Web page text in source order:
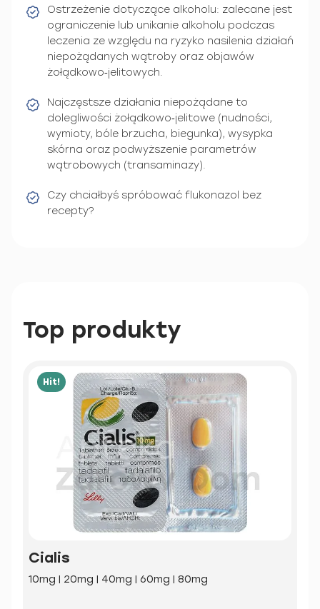
Ostrzeżenie dotyczące alkoholu: zalecane jest
ograniczenie lub unikanie alkoholu podczas
leczenia ze względu na ryzyko nasilenia działań
niepożądanych wątroby oraz objawów
żołądkowo‑jelitowych.
Najczęstsze działania niepożądane to
dolegliwości żołądkowo‑jelitowe (nudności,
wymioty, bóle brzucha, biegunka), wysypka
skórna oraz podwyższenie parametrów
wątrobowych (transaminazy).
Czy chciałbyś spróbować flukonazol bez
recepty?
Top produkty
Hit!
Cialis
10mg | 20mg | 40mg | 60mg | 80mg